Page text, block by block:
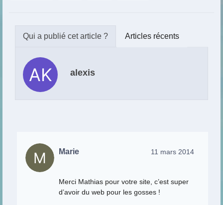
Articles récents
alexis
Marie 11 mars 2014
Merci Mathias pour votre site, c’est super
d’avoir du web pour les gosses !